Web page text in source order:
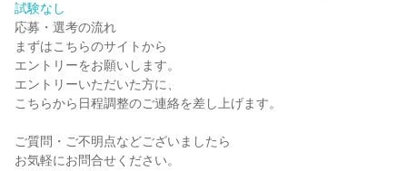
試験なし
応募・選考の流れ
まずはこちらのサイトから
エントリーをお願いします。
エントリーいただいた方に、
こちらから日程調整のご連絡を差し上げます。
ご質問・ご不明点などございましたら
お気軽にお問合せください。